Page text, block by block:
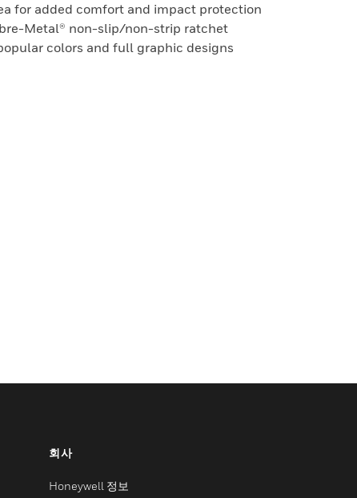
for added comfort and impact protection
Metal® non-slip/non-strip ratchet
colors and full graphic designs
회사
Honeywell 정보